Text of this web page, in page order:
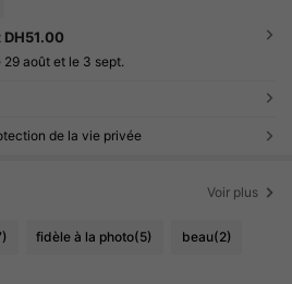
29 août et le 3 sept.
de la vie privée
Voir plus
fidèle à la photo(5) beau(2)